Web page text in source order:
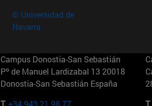
© Universidad de
Navarra
Campus Donostia-San Sebastián
Pº de Manuel Lardizabal 13 20018
Donostia-San Sebastián España
T. +34 943 21 98 77
T.